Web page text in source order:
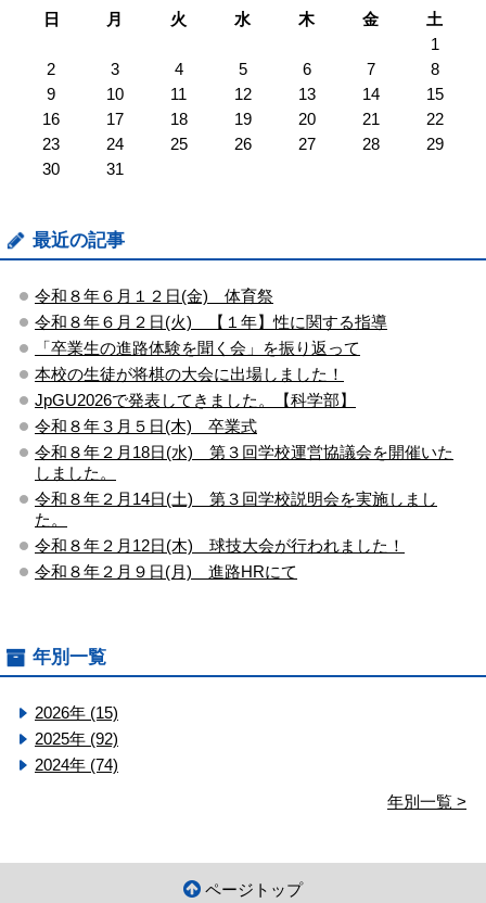
日
月 火 水 木 金
土
1
2
3 4 5 6 7
8
9
10 11 12 13 14
15
16
17 18 19 20 21
22
23
24 25 26 27 28
29
30
31
最近の記事
令和８年６月１２日(金) 体育祭
令和８年６月２日(火) 【１年】性に関する指導
「卒業生の進路体験を聞く会」を振り返って
本校の生徒が将棋の大会に出場しました！
JpGU2026で発表してきました。【科学部】
令和８年３月５日(木) 卒業式
令和８年２月18日(水) 第３回学校運営協議会を開催いた
しました。
令和８年２月14日(土) 第３回学校説明会を実施しまし
た。
令和８年２月12日(木) 球技大会が行われました！
令和８年２月９日(月) 進路HRにて
年別一覧
2026年 (15)
2025年 (92)
2024年 (74)
年別一覧 >
ページトップ